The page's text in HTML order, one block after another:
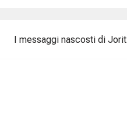
I messaggi nascosti di Jorit